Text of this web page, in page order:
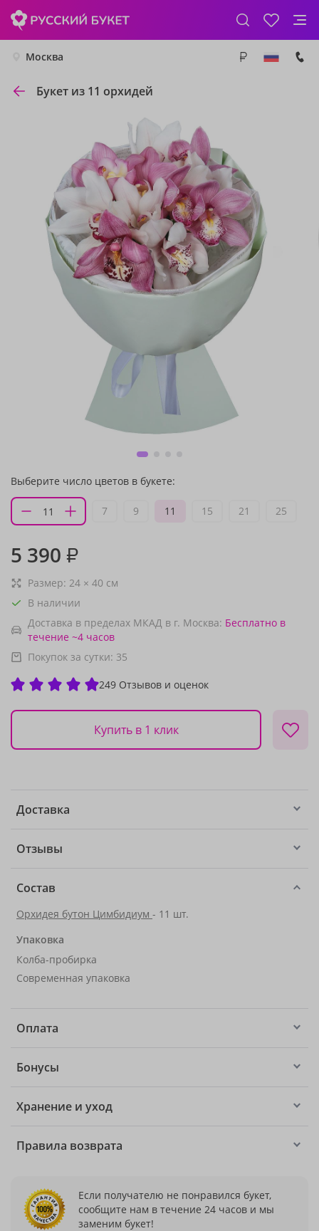
Москва
Букет из 11 орхидей
Выберите число цветов в букете:
7 9 11 15 21 25
5 390 ₽
Размер: 24 × 40 см
В наличии
Доставка в пределах МКАД в г. Москва: Бесплатно в
течение ~4 часов
Покупок за сутки: 35
249 Отзывов и оценок
Купить в 1 клик
Доставка
Отзывы
Состав
Орхидея бутон Цимбидиум - 11 шт.
Упаковка
Колба-пробирка
Современная упаковка
Оплата
Бонусы
Хранение и уход
Правила возврата
Если получателю не понравился букет,
сообщите нам в течение 24 часов и мы
заменим букет!